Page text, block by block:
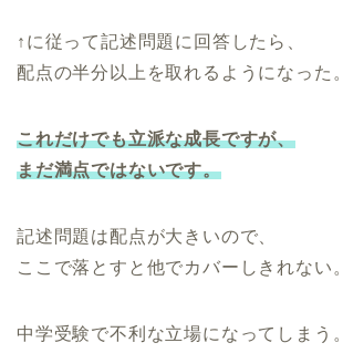
↑に従って記述問題に回答したら、
配点の半分以上を取れるようになった。
これだけでも立派な成長ですが、
まだ満点ではないです。
記述問題は配点が大きいので、
ここで落とすと他でカバーしきれない。
中学受験で不利な立場になってしまう。